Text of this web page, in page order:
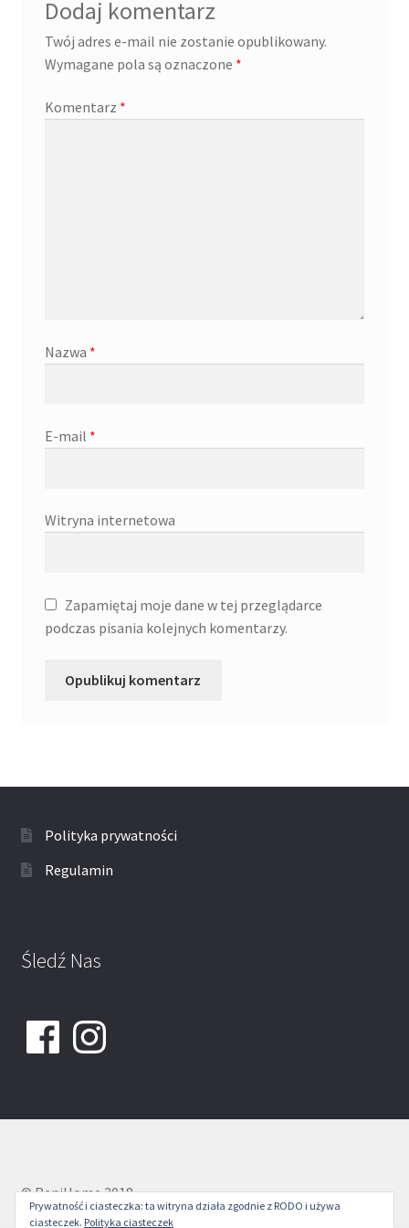
Dodaj komentarz
Twój adres e-mail nie zostanie opublikowany.
Wymagane pola są oznaczone *
Komentarz *
Nazwa *
E-mail *
Witryna internetowa
Zapamiętaj moje dane w tej przeglądarce
podczas pisania kolejnych komentarzy.
Polityka prywatności
Regulamin
Śledź Nas
FacebookInstagram
© ReniHome 2018
Prywatność i ciasteczka: ta witryna działa zgodnie z RODO i używa
ciasteczek. Polityka ciasteczek